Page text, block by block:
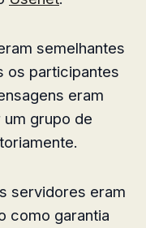
semelhantes
os participantes
eram
grupo de
servidores eram
como garantia